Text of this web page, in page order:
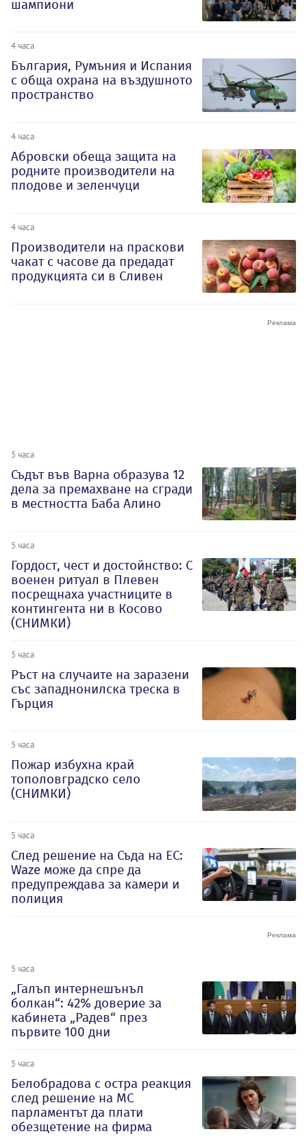
шампиони
4 часа
България, Румъния и Испания
с обща охрана на въздушното
пространство
4 часа
Абровски обеща защита на
родните производители на
плодове и зеленчуци
4 часа
Производители на праскови
чакат с часове да предадат
продукцията си в Сливен
5 часа
Съдът във Варна образува 12
дела за премахване на сгради
в местността Баба Алино
5 часа
Гордост, чест и достойнство: С
военен ритуал в Плевен
посрещнаха участниците в
контингента ни в Косово
(СНИМКИ)
5 часа
Ръст на случаите на заразени
със западнонилска треска в
Гърция
5 часа
Пожар избухна край
тополовградско село
(СНИМКИ)
5 часа
След решение на Съда на ЕС:
Waze може да спре да
предупреждава за камери и
полиция
5 часа
„Галъп интернешънъл
болкан“: 42% доверие за
кабинета „Радев“ през
първите 100 дни
5 часа
Белобрадова с остра реакция
след решение на МС
парламентът да плати
обезщетение на фирма